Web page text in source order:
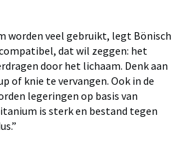
worden veel gebruikt, legt Bönisch
dat wil zeggen: het
door het lichaam. Denk aan
of knie te vervangen. Ook in de
legeringen op basis van
is sterk en bestand tegen